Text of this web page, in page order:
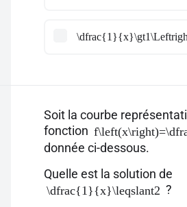
Soit la courbe
fonction
donnée ci-dessous.
Quelle est la solution de
\dfrac{1}{x}\leqslant2 ?